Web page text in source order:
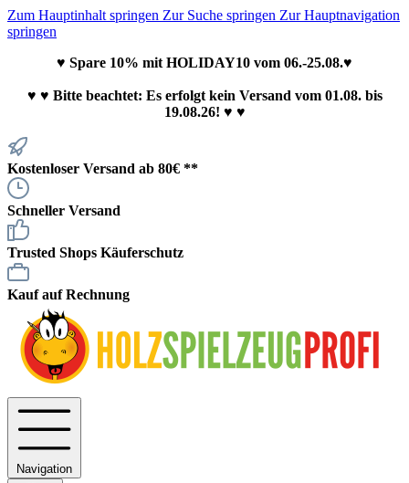
Zum Hauptinhalt springen Zur Suche springen Zur Hauptnavigation
springen
♥ Spare 10% mit HOLIDAY10 vom 06.-25.08.♥
♥ ♥ Bitte beachtet: Es erfolgt kein Versand vom 01.08. bis
19.08.26! ♥ ♥
Kostenloser Versand ab 80€ **
Schneller Versand
Trusted Shops Käuferschutz
Kauf auf Rechnung
Navigation